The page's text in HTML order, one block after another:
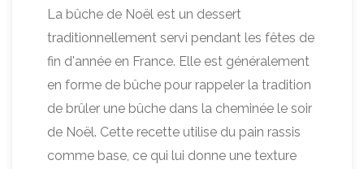
La bûche de Noël est un dessert
traditionnellement servi pendant les fêtes de
fin d'année en France. Elle est généralement
en forme de bûche pour rappeler la tradition
de brûler une bûche dans la cheminée le soir
de Noël. Cette recette utilise du pain rassis
comme base, ce qui lui donne une texture